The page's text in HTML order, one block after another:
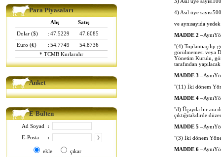
Para Piyasaları
Alış
Satış
Dolar ($)
: 47.5229
47.6085
Euro (€)
: 54.7749
54.8736
* TCMB Kurlarıdır
Anket
E-Bülten
Ad Soyad
:
E-Posta
:
ekle çıkar
4) Asıl üye
ve aynısayıda
MADDE 2 ‒
"(4) Toplantıaçılıp
görülmemesi veya
Yönetim Kurulu,
tarafından
MADDE 3 ‒
"(11) İki dönem
MADDE 4 ‒
"d) Üçayda bir ara
çıktığıtakdirde
MADDE 5 ‒
"(3) İki dönem
MADDE 6 ‒